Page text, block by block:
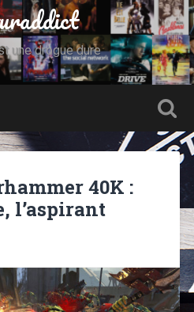
une drogue dure
40K :
l’aspirant